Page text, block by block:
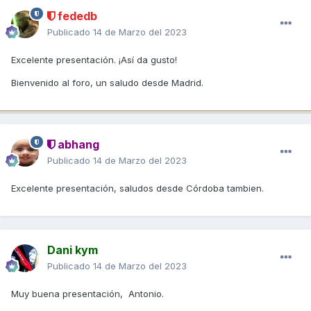
fededb
Publicado 14 de Marzo del 2023
Excelente presentación. ¡Así da gusto!
Bienvenido al foro, un saludo desde Madrid.
abhang
Publicado 14 de Marzo del 2023
Excelente presentación, saludos desde Córdoba tambien.
Dani kym
Publicado 14 de Marzo del 2023
Muy buena presentación, Antonio.